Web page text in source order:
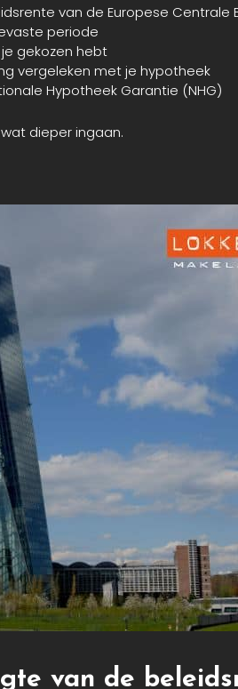
van de Europese Centrale
periode
gekozen hebt
vergeleken met je hypotheek
Hypotheek Garantie (NHG)
dieper ingaan.
van de